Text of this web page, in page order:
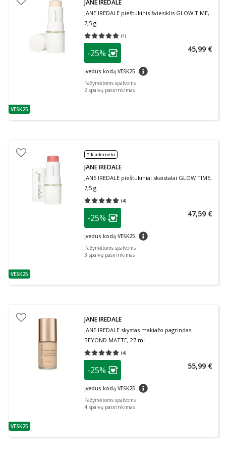
patarimas
VESK25
JANE IREDALE
JANE IREDALE pieštukinis šviesiklis GLOW TIME,
7,5 g
(1)
Vidutinis įvertinimas 5.00
patarimas
Lojalumo klubo narių nuolaida
-25%
Įvedus kodą VESK25 patarimas
45,99 €
Pažymėtoms spalvoms
2 spalvų pasirinkimas
patarimas
VESK25
Tik internetu
JANE IREDALE
JANE IREDALE pieštukiniai skaistalai GLOW TIME,
7,5 g
(4)
Vidutinis įvertinimas 5.00
patarimas
Lojalumo klubo narių nuolaida
-25%
Įvedus kodą VESK25 patarimas
47,59 €
Pažymėtoms spalvoms
3 spalvų pasirinkimas
patarimas
VESK25
JANE IREDALE
JANE IREDALE skystas makiažo pagrindas
BEYOND MATTE, 27 ml
(4)
Vidutinis įvertinimas 5.00
patarimas
Lojalumo klubo narių nuolaida
-25%
Įvedus kodą VESK25 patarimas
55,99 €
Pažymėtoms spalvoms
4 spalvų pasirinkimas